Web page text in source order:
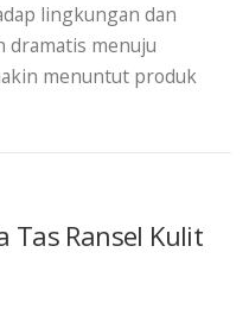
lingkungan dan
dramatis menuju
menuntut produk
Tas Ransel Kulit